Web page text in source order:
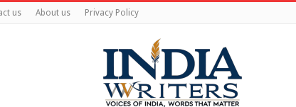
us About us Privacy Policy